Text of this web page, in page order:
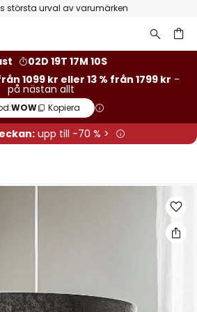
största urval av varumärken
02D 19T 17M 09S
1099 kr eller 13 % från 1799 kr -
på nästan allt
WOW Kopiera
upp till -70 % >